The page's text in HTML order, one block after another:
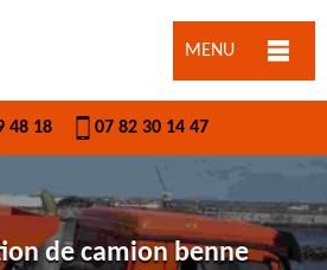
MENU
48 18 07 82 30 14 47
de camion benne